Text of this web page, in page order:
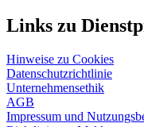
Links zu
Hinweise zu Cookies
Datenschutzrichtlinie
Unternehmensethik
AGB
Impressum und